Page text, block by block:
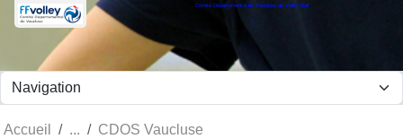
Comité Départemental de Vaucluse de Volley Ball
Accueil CDOS Vaucluse
Panneau de gestion des cookies